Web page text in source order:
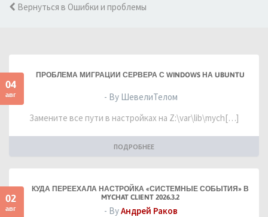
Вернуться в Ошибки и проблемы
04
авг
ПРОБЛЕМА МИГРАЦИИ СЕРВЕРА С WINDOWS НА UBUNTU
- By ШевелиТелом
Замените все пути в настройках на Z:\var\lib\mych[…]
ПОДРОБНЕЕ
02
авг
КУДА ПЕРЕЕХАЛА НАСТРОЙКА «СИСТЕМНЫЕ СОБЫТИЯ» В
MYCHAT CLIENT 2026.3.2
- ByАндрей Раков